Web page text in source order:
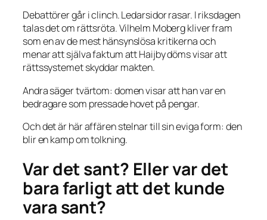
Debattörer går i clinch. Ledarsidor rasar. I riksdagen
talas det om rättsröta. Vilhelm Moberg kliver fram
som en av de mest hänsynslösa kritikerna och
menar att själva faktum att Haijby döms visar att
rättssystemet skyddar makten.
Andra säger tvärtom: domen visar att han var en
bedragare som pressade hovet på pengar.
Och det är här affären stelnar till sin eviga form: den
blir en kamp om tolkning.
Var det sant? Eller var det
bara farligt att det kunde
vara sant?